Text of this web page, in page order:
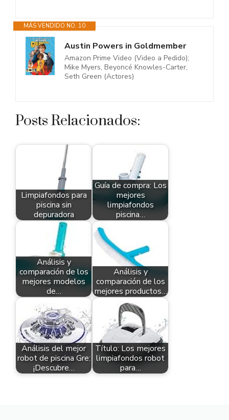
MÁS VENDIDO NO. 10
Austin Powers in Goldmember
Amazon Prime Video (Video a Pedido);
Mike Myers, Beyoncé Knowles-Carter,
Seth Green (Actores)
Posts Relacionados:
Limpiafondos para
piscina sin
depuradora
Guía de compra: Los
mejores
limpiafondos
piscina…
Análisis y
comparación de los
mejores modelos
de…
Análisis y
comparación de los
mejores productos…
Análisis del mejor
robot de piscina Gre:
¡Descubre…
Título: Los mejores
limpiafondos robot
para…